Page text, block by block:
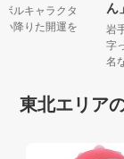
ボルキャラクタ
い降りた開運を
東北エリア